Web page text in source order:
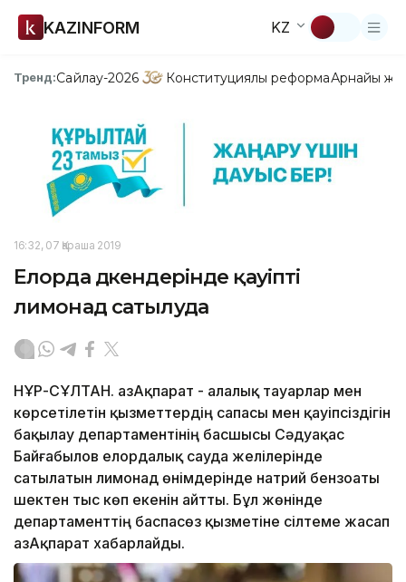
KAZINFORM KZ
Тренд:Сайлау-2026 Конституциялық реформаАрнайы
16:32, 07 Қараша 2019
Елорда дүкендерінде қауіпті
лимонад сатылуда
НҰР-СҰЛТАН. ҚазАқпарат - Қалалық тауарлар мен
көрсетілетін қызметтердің сапасы мен қауіпсіздігін
бақылау департаментінің басшысы Сәдуақас
Байғабылов елордалық сауда желілерінде
сатылатын лимонад өнімдерінде натрий бензоаты
шектен тыс көп екенін айтты. Бұл жөнінде
департаменттің баспасөз қызметіне сілтеме жасап
ҚазАқпарат хабарлайды.